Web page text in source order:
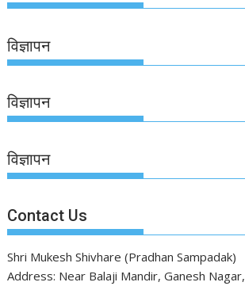
विज्ञापन
विज्ञापन
विज्ञापन
Contact Us
Shri Mukesh Shivhare (Pradhan Sampadak)
Address: Near Balaji Mandir, Ganesh Nagar,